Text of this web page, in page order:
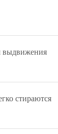
выдвижения
стираются